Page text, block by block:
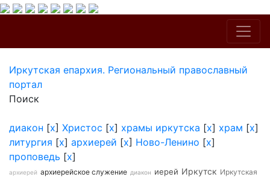
Иркутская епархия. Региональный православный
портал
Поиск
диакон [x] Христос [x] храмы иркутска [x] храм [x]
литургия [x] архиерей [x] Ново-Ленино [x]
проповедь [x]
архиерей архиерейское служение диакон иерей Иркутск Иркутская